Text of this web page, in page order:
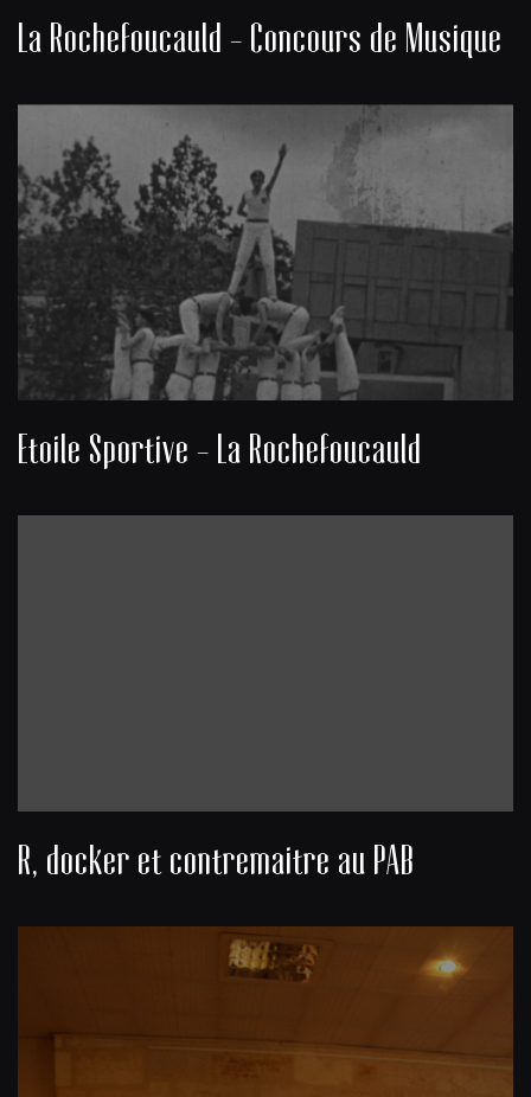
La Rochefoucauld - Concours de Musique
Etoile Sportive - La Rochefoucauld
R, docker et contremaitre au PAB